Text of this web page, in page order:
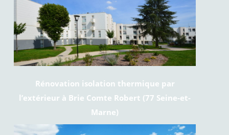
Rénovation isolation thermique par
l’extérieur à Brie Comte Robert (77 Seine-et-
Marne)